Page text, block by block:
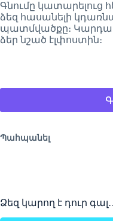
Գնումը կատարելուց
ձեզ հասանելի
պատմվածքը։
ձեր նշած էլփոստին։
Պահպանել
Ձեզ կարող է դուր